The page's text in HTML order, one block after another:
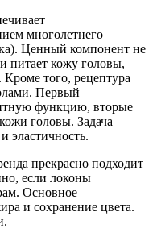
многолетнего
Ценный компонент не
питает кожу головы,
того, рецептура
Первый —
функцию, вторые
головы. Задача
эластичность.
прекрасно подходит
если локоны
Основное
и сохранение цвета.